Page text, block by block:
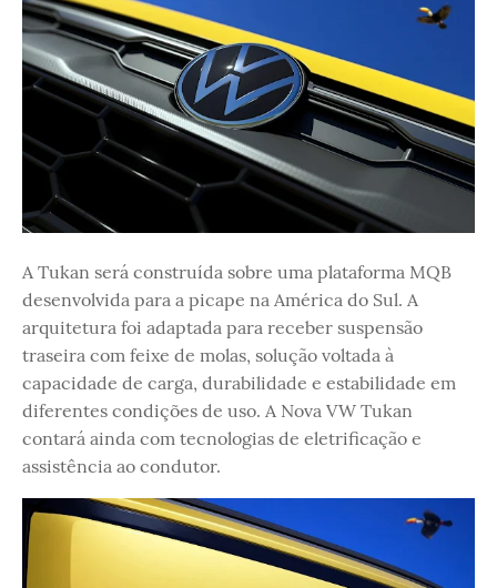
A Tukan será construída sobre uma plataforma MQB
desenvolvida para a picape na América do Sul. A
arquitetura foi adaptada para receber suspensão
traseira com feixe de molas, solução voltada à
capacidade de carga, durabilidade e estabilidade em
diferentes condições de uso. A Nova VW Tukan
contará ainda com tecnologias de eletrificação e
assistência ao condutor.